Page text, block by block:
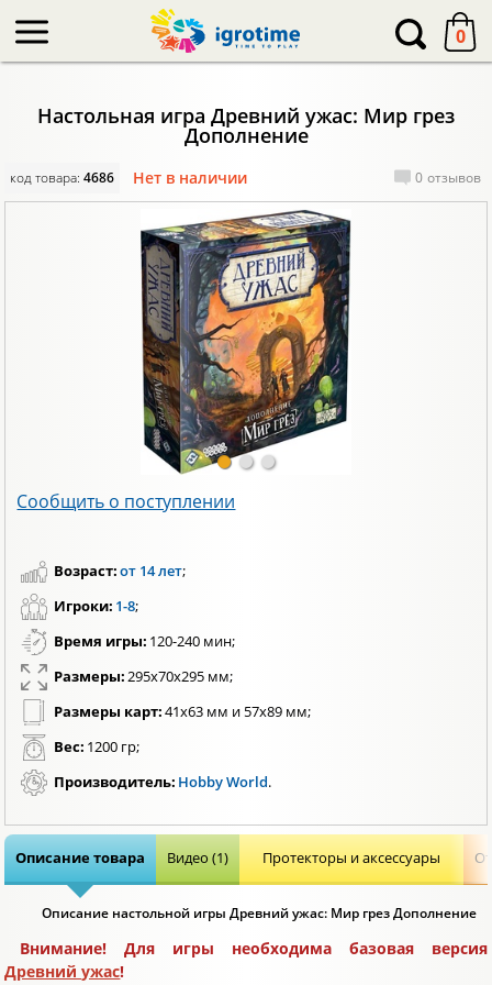
0
Настольная игра Древний ужас: Мир грез
Дополнение
код товара:4686 Нет в наличии 0 отзывов
Сообщить о поступлении
Возраст:от 14 лет;
Игроки: 1-8;
Время игры: 120-240 мин;
Размеры:295х70х295 мм;
Размеры карт:41х63 мм и 57х89 мм;
Вес: 1200 гр;
Производитель: Hobby World.
Описание товара Видео (1) Протекторы и аксессуары
Описание настольной игры Древний ужас: Мир грез Дополнение
Внимание! Для игры необходима базовая версия
Древний ужас!